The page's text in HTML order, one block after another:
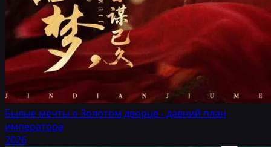
Былые мечты о Золотом дворце - давний план
императора
2026